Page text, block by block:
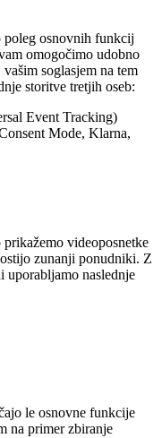
poleg osnovnih funkcij
omogočimo udobno
soglasjem na tem
storitve tretjih oseb:
Event Tracking)
Mode, Klarna,
videoposnetke
zunanji ponudniki. Z
uporabljamo naslednje
le osnovne funkcije
na primer zbiranje